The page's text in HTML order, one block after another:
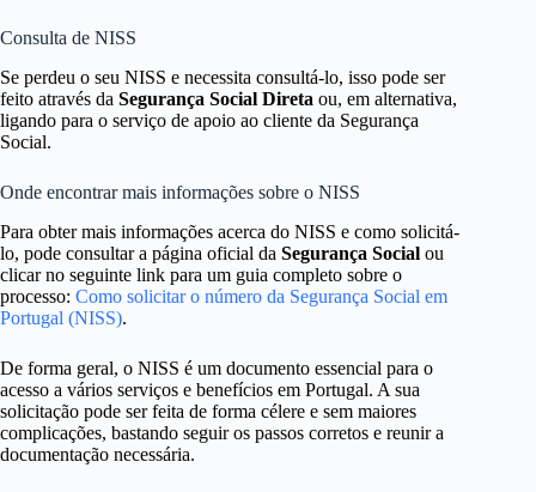
Consulta de NISS
Se perdeu o seu NISS e necessita consultá-lo, isso pode ser
feito através da Segurança Social Direta ou, em alternativa,
ligando para o serviço de apoio ao cliente da Segurança
Social.
Onde encontrar mais informações sobre o NISS
Para obter mais informações acerca do NISS e como solicitá-
lo, pode consultar a página oficial da Segurança Social ou
clicar no seguinte link para um guia completo sobre o
processo: Como solicitar o número da Segurança Social em
Portugal (NISS).
De forma geral, o NISS é um documento essencial para o
acesso a vários serviços e benefícios em Portugal. A sua
solicitação pode ser feita de forma célere e sem maiores
complicações, bastando seguir os passos corretos e reunir a
documentação necessária.